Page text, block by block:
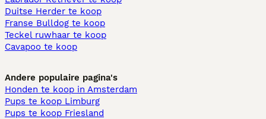
Duitse Herder te koop
Franse Bulldog te koop
Teckel ruwhaar te koop
Cavapoo te koop
Andere populaire pagina's
Honden te koop in Amsterdam
Pups te koop Limburg​
Pups te koop Friesland​